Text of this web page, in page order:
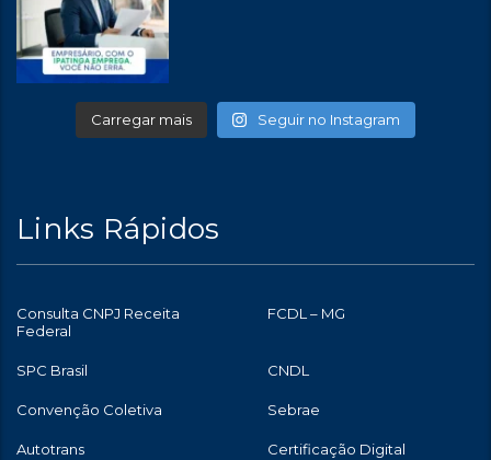
Carregar mais Seguir no Instagram
Links Rápidos
Consulta CNPJ Receita
Federal
FCDL – MG
SPC Brasil CNDL
Convenção Coletiva Sebrae
Autotrans Certificação Digital